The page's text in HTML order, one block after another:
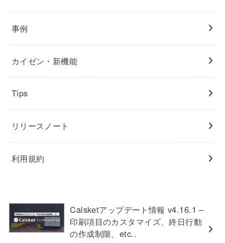
事例
カイゼン・新機能
Tips
リリースノート
利用規約
Calsketアップデート情報 v4.16.1 –
印刷項目のカスタマイズ、終日行動
の作成制限、etc..